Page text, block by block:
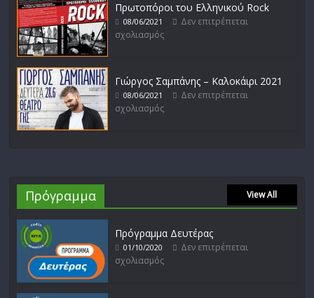
Πρωτοπόροι του Ελληνικού Rock
08/06/2021
Δεν επιτρέπεται
σχολιασμός
Γιώργος Σαμπάνης – Καλοκάιρι 2021
08/06/2021
Δεν επιτρέπεται
σχολιασμός
Πρόγραμμα View All
Πρόγραμμα Δευτέρας
01/10/2020
Δεν επιτρέπεται
σχολιασμός